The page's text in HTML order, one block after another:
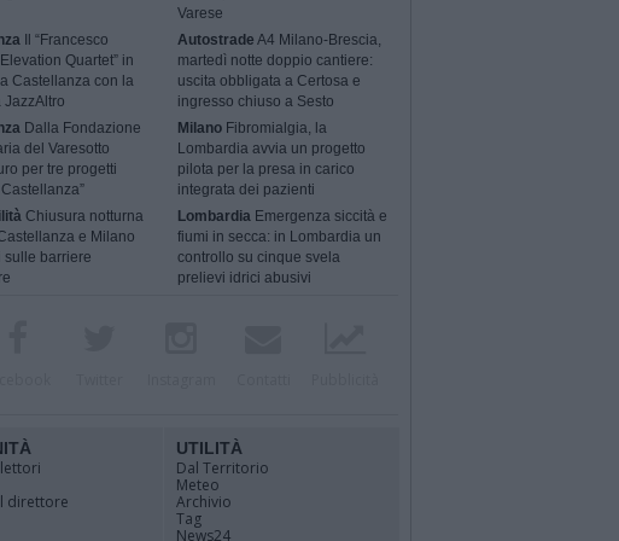
Il “Francesco
Quartet” in
Castellanza con la
JazzAltro
Dalla Fondazione
del Varesotto
per tre progetti
Chiusura notturna
e Milano
sulle barriere
Varese
Autostrade A4 Milano-Brescia,
martedì notte doppio cantiere:
uscita obbligata a Certosa e
ingresso chiuso a Sesto
Milano Fibromialgia, la
Lombardia avvia un progetto
pilota per la presa in carico
integrata dei pazienti
Lombardia Emergenza siccità e
fiumi in secca: in Lombardia un
controllo su cinque svela
prelievi idrici abusivi
direttore
UTILITÀ
Dal Territorio
Meteo
Archivio
Tag
News24